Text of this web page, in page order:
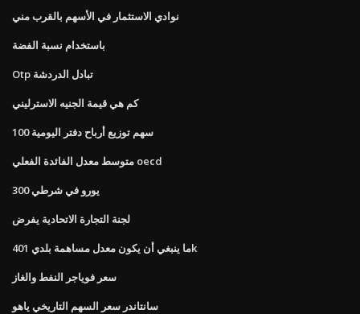
نوادي الاستثمار في الأسهم بالقرب مني
باستخدام نسبة الفضة
Otp تبادل الدردشة
كم هي قيمة الجنيه الاسترليني
100 سهم توزيع أرباح دفتر اليومية
متوسط ​​معدل الفائدة الفعلي oecd
300 يورو في شرطي
لجنة التجارة الاتحادية يفرض
ما ينبغي أن يكون معدل مساهمة بلدي 401k
سعر فوياجر النفط والغاز
سانتاندر سعر السهم التاريخي ياهو